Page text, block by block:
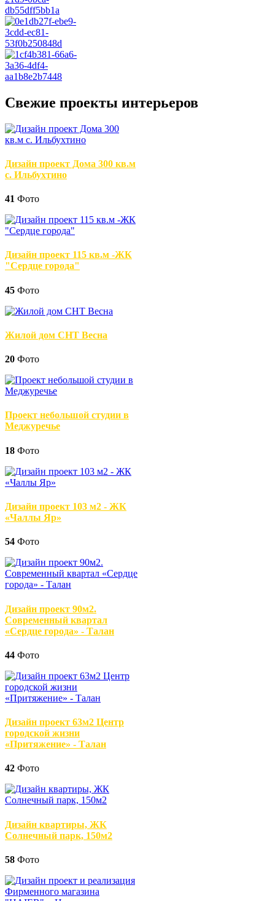
Свежие проекты интерьеров
Дизайн проект Дома 300 кв.м
с. Ильбухтино
41 Фото
Дизайн проект 115 кв.м -ЖК
"Сердце города"
45 Фото
Жилой дом СНТ Весна
20 Фото
Проект небольшой студии в
Меджуречье
18 Фото
Дизайн проект 103 м2 - ЖК
«Чаллы Яр»
54 Фото
Дизайн проект 90м2.
Современный квартал
«Сердце города» - Талан
44 Фото
Дизайн проект 63м2 Центр
городской жизни
«Притяжение» - Талан
42 Фото
Дизайн квартиры, ЖК
Солнечный парк, 150м2
58 Фото